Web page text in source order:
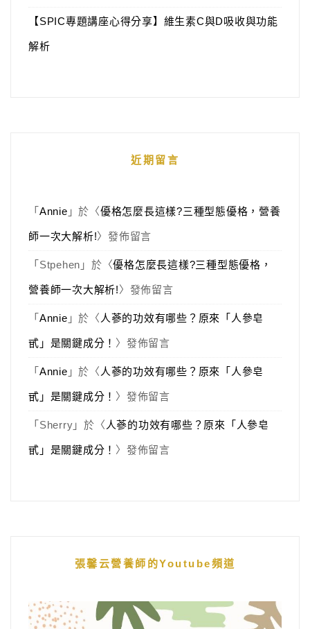
【SPIC專題講座心得分享】維生素C與D吸收與功能
解析
近期留言
「 Annie 」於〈優格怎麼長這樣?三種型態優格，營養
師一次大解析!〉發佈留言
「 Stpehen 」於〈優格怎麼長這樣?三種型態優格，
營養師一次大解析!〉發佈留言
「 Annie 」於〈人蔘的功效有哪些？原來「人參皂
甙」是關鍵成分！ 〉發佈留言
「 Annie 」於〈人蔘的功效有哪些？原來「人參皂
甙」是關鍵成分！ 〉發佈留言
「 Sherry 」於〈人蔘的功效有哪些？原來「人參皂
甙」是關鍵成分！ 〉發佈留言
張馨云營養師的Youtube頻道